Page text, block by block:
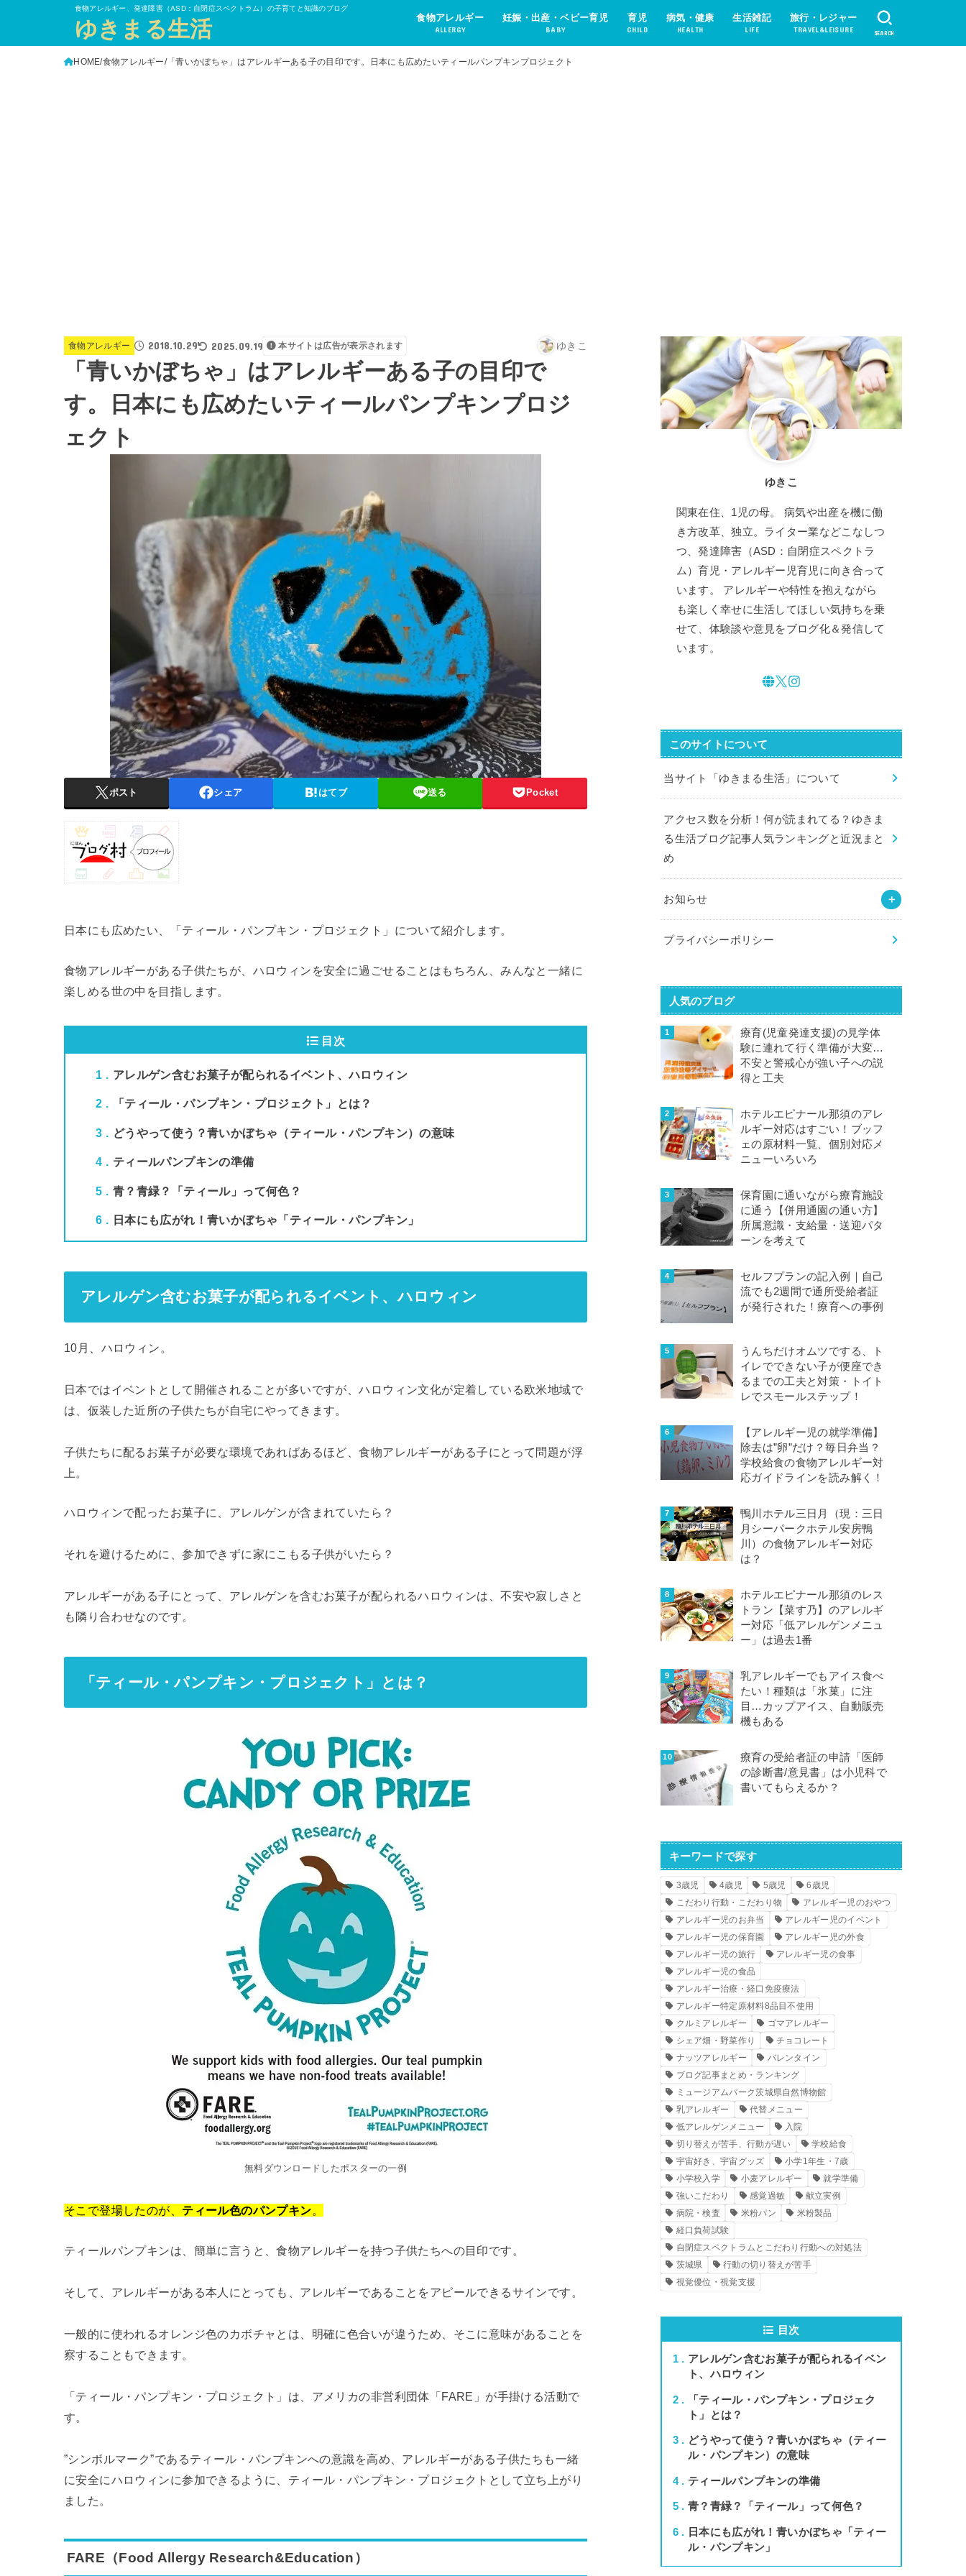
食物アレルギー、発達障害（ASD：自閉症スペクトラム）の子育てと知識のブログ
ゆきまる生活 食物アレルギー
ALLERGY
妊娠・出産・ベビー育児
BABY
育児
CHILD
病気・健康
HEALTH
生活雑記
LIFE
旅行・レジャー
TRAVEL&LEISURE SEARCH
HOME 食物アレルギー 「青いかぼちゃ」はアレルギーある子の目印です。日本にも広めたいティールパンプキンプロジェクト
食物アレルギー 2018.10.29 2025.09.19 本サイトは広告が表示されます ゆきこ
「青いかぼちゃ」はアレルギーある子の目印で
す。日本にも広めたいティールパンプキンプロジ
ェクト
ポスト シェア はてブ 送る Pocket
日本にも広めたい、「ティール・パンプキン・プロジェクト」について紹介します。
食物アレルギーがある子供たちが、ハロウィンを安全に過ごせることはもちろん、みんなと一緒に
楽しめる世の中を目指します。
目次
1 アレルゲン含むお菓子が配られるイベント、ハロウィン
2 「ティール・パンプキン・プロジェクト」とは？
3 どうやって使う？青いかぼちゃ（ティール・パンプキン）の意味
4 ティールパンプキンの準備
5 青？青緑？「ティール」って何色？
6 日本にも広がれ！青いかぼちゃ「ティール・パンプキン」
アレルゲン含むお菓子が配られるイベント、ハロウィン
10月、ハロウィン。
日本ではイベントとして開催されることが多いですが、ハロウィン文化が定着している欧米地域で
は、仮装した近所の子供たちが自宅にやってきます。
子供たちに配るお菓子が必要な環境であればあるほど、食物アレルギーがある子にとって問題が浮
上。
ハロウィンで配ったお菓子に、アレルゲンが含まれていたら？
それを避けるために、参加できずに家にこもる子供がいたら？
アレルギーがある子にとって、アレルゲンを含むお菓子が配られるハロウィンは、不安や寂しさと
も隣り合わせなのです。
「ティール・パンプキン・プロジェクト」とは？
無料ダウンロードしたポスターの一例
そこで登場したのが、 ティール色のパンプキン。
ティールパンプキンは、簡単に言うと、食物アレルギーを持つ子供たちへの目印です。
そして、アレルギーがある本人にとっても、アレルギーであることをアピールできるサインです。
一般的に使われるオレンジ色のカボチャとは、明確に色合いが違うため、そこに意味があることを
察することもできます。
「ティール・パンプキン・プロジェクト」は、アメリカの非営利団体「FARE」が手掛ける活動で
す。
”シンボルマーク”であるティール・パンプキンへの意識を高め、アレルギーがある子供たちも一緒
に安全にハロウィンに参加できるように、ティール・パンプキン・プロジェクトとして立ち上がり
ました。
FARE（Food Allergy Research&Education）
ゆきこ
関東在住、1児の母。 病気や出産を機に働
き方改革、独立。ライター業などこなしつ
つ、発達障害（ASD：自閉症スペクトラ
ム）育児・アレルギー児育児に向き合って
います。 アレルギーや特性を抱えながら
も楽しく幸せに生活してほしい気持ちを乗
せて、体験談や意見をブログ化＆発信して
います。
このサイトについて
当サイト「ゆきまる生活」について
アクセス数を分析！何が読まれてる？ゆきま
る生活ブログ記事人気ランキングと近況まと
め
お知らせ
プライバシーポリシー
人気のブログ
療育(児童発達支援)の見学体
験に連れて行く準備が大変…
不安と警戒心が強い子への説
得と工夫
ホテルエピナール那須のアレ
ルギー対応はすごい！ブッフ
ェの原材料一覧、個別対応メ
ニューいろいろ
保育園に通いながら療育施設
に通う【併用通園の通い方】
所属意識・支給量・送迎パタ
ーンを考えて
セルフプランの記入例｜自己
流でも2週間で通所受給者証
が発行された！療育への事例
うんちだけオムツでする、ト
イレでできない子が便座でき
るまでの工夫と対策・トイト
レでスモールステップ！
【アレルギー児の就学準備】
除去は”卵”だけ？毎日弁当？
学校給食の食物アレルギー対
応ガイドラインを読み解く！
鴨川ホテル三日月（現：三日
月シーパークホテル安房鴨
川）の食物アレルギー対応
は？
ホテルエピナール那須のレス
トラン【菜す乃】のアレルギ
ー対応「低アレルゲンメニュ
ー」は過去1番
乳アレルギーでもアイス食べ
たい！種類は「氷菓」に注
目…カップアイス、自動販売
機もある
療育の受給者証の申請「医師
の診断書/意見書」は小児科で
書いてもらえるか？
キーワードで探す
3歳児 4歳児 5歳児
6歳児
こだわり行動・こだわり物
アレルギー児のおやつ
アレルギー児のお弁当
アレルギー児のイベント
アレルギー児の保育園
アレルギー児の外食
アレルギー児の旅行
アレルギー児の食事
アレルギー児の食品
アレルギー治療・経口免疫療法
アレルギー特定原材料8品目不使用
クルミアレルギー
ゴマアレルギー
シェア畑・野菜作り
チョコレート
ナッツアレルギー
バレンタイン
ブログ記事まとめ・ランキング
ミュージアムパーク茨城県自然博物館
乳アレルギー
代替メニュー
低アレルゲンメニュー
入院
切り替えが苦手、行動が遅い
学校給食
宇宙好き、宇宙グッズ
小学1年生・7歳
小学校入学
小麦アレルギー
就学準備
強いこだわり
感覚過敏
献立実例
病院・検査
米粉パン
米粉製品
経口負荷試験
自閉症スペクトラムとこだわり行動への対処法
茨城県
行動の切り替えが苦手
視覚優位・視覚支援
目次
1
アレルゲン含むお菓子が配られるイベン
ト、ハロウィン
2
「ティール・パンプキン・プロジェク
ト」とは？
3
どうやって使う？青いかぼちゃ（ティー
ル・パンプキン）の意味
4 ティールパンプキンの準備
5 青？青緑？「ティール」って何色？
6
日本にも広がれ！青いかぼちゃ「ティー
ル・パンプキン」